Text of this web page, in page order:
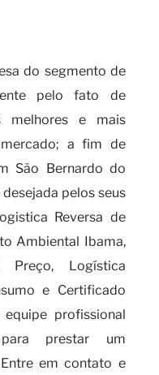
do segmento de
pelo fato de
melhores e mais
a fim de
São Bernardo do
pelos seus
Reversa de
Ambiental Ibama,
Preço, Logística
e Certificado
profissional
prestar um
em contato e